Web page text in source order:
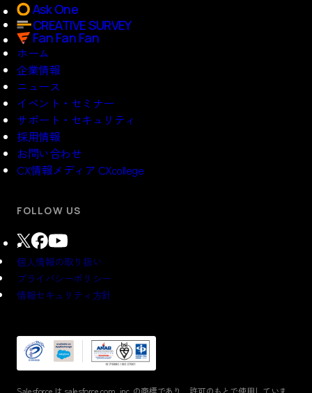
Ask One
CREATIVE SURVEY
Fan Fan Fan
ホーム
企業情報
ニュース
イベント・セミナー
サポート・セキュリティ
採用情報
お問い合わせ
CX情報メディア CXcollege
FOLLOW US
個人情報の取り扱い
プライバシーポリシー
情報セキュリティ方針